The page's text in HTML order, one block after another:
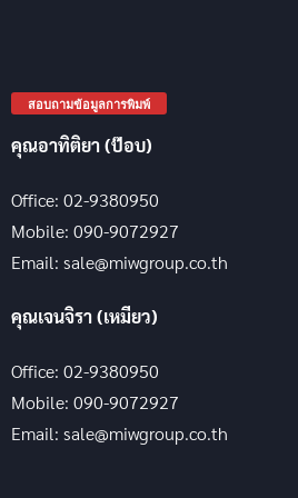
สอบถามข้อมูลการพิมพ์
คุณอาทิติยา (ป๊อบ)
Office: 02-9380950
Mobile: 090-9072927
Email: sale@miwgroup.co.th
คุณเจนจิรา (เหมียว)
Office: 02-9380950
Mobile: 090-9072927
Email: sale@miwgroup.co.th